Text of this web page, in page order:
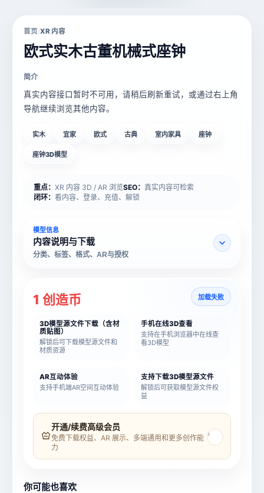
首页/XR 内容
欧式实木古董机械式座钟
简介
真实内容接口暂时不可用，请稍后刷新重试，或通过右上角
导航继续浏览其他内容。
实木 宜家 欧式 古典 室内家具 座钟
座钟3D模型
重点： XR 内容 3D / AR 浏览SEO： 真实内容可检索
闭环： 看内容、登录、充值、解锁
模型信息
内容说明与下载
分类、标签、格式、AR与授权
模型名称
1 创造币 加载失败
3D模型源文件下载（含材
质贴图）
解锁后可下载模型源文件和
材质资源
手机在线3D查看
支持在手机浏览器中在线查
看3D模型
AR互动体验
支持手机端AR空间互动体验
支持下载3D模型源文件
解锁后可获取模型源文件权
益
开通/续费高级会员
免费下载权益、AR 展示、多端通用和更多创作能
力
›
你可能也喜欢